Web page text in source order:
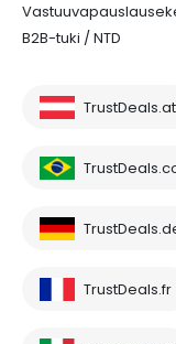
B2B-tuki / NTD
TrustDeals.at
TrustDeals.fr